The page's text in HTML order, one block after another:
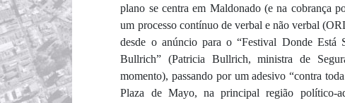
plano se centra em Maldonado (e na cobrança
um processo contínuo de verbal e não verbal
desde o anúncio para o “Festival Donde Está
Bullrich” (Patricia Bullrich, ministra de
momento), passando por um adesivo “contra
Plaza de Mayo, na principal região político-